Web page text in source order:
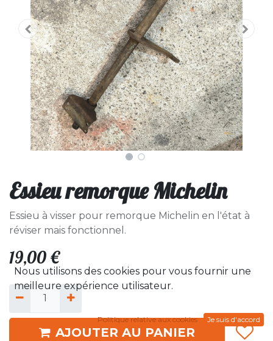
Essieu remorque Michelin
Essieu à visser pour remorque Michelin en l'état à
réviser mais fonctionnel.
19,00 €
AJOUTER AU PANIER
Nous utilisons des cookies pour vous fournir une
meilleure expérience utilisateur.
Politique relative aux cookies Je suis d'accord